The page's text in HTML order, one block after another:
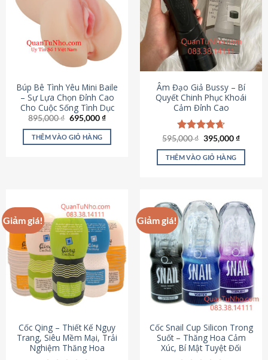
thể.
chọn
thể
chọn
trên
trang
sản
phẩm
Búp Bê Tình Yêu Mini Baile
– Sự Lựa Chọn Đỉnh Cao
Cho Cuộc Sống Tình Dục
895,000₫ Giá
là:
895,000 ₫.
695,000₫Giá
tại
THÊM VÀO GIỎ HÀNG
Âm Đạo Giả Bussy – Bí
Quyết Chinh Phục Khoái
Cảm Đỉnh Cao
Được xếp
hạng4.64
5 sao
595,000₫ Giá
là:
595,000 ₫.
395,000₫Giá
tại
THÊM VÀO GIỎ HÀNG
Giảm giá!
Cốc Qing – Thiết Kế Ngụy
Trang, Siêu Mềm Mại, Trải
Nghiệm Thăng Hoa
Giảm giá!
Cốc Snail Cup Silicon Trong
Suốt – Thăng Hoa Cảm
Xúc, Bí Mật Tuyệt Đối